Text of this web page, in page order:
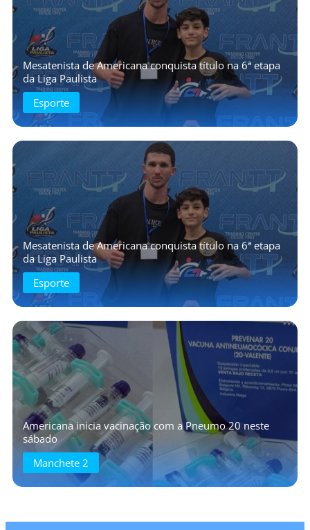
Mesatenista de Americana conquista título na 6ª etapa
da Liga Paulista
Esporte
Mesatenista de Americana conquista título na 6ª etapa
da Liga Paulista
Esporte
Americana inicia vacinação com a Pneumo 20 neste
sábado
Manchete 2